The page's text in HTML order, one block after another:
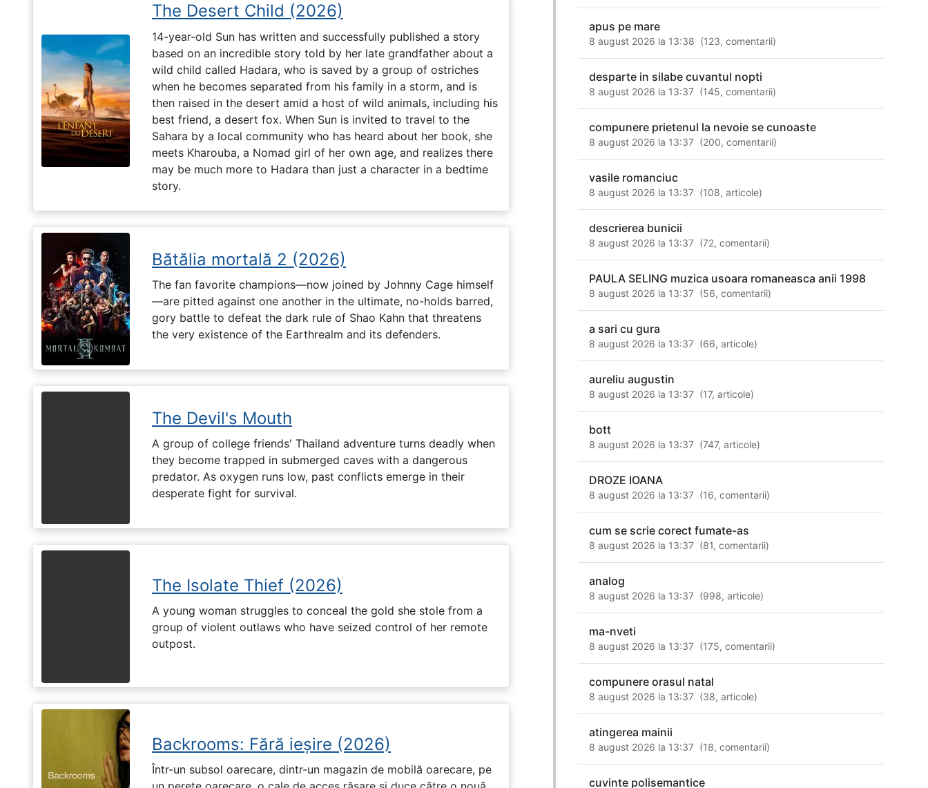
The Desert Child (2026)
14-year-old Sun has written and successfully published a story
based on an incredible story told by her late grandfather about a
wild child called Hadara, who is saved by a group of ostriches
when he becomes separated from his family in a storm, and is
then raised in the desert amid a host of wild animals, including his
best friend, a desert fox. When Sun is invited to travel to the
Sahara by a local community who has heard about her book, she
meets Kharouba, a Nomad girl of her own age, and realizes there
may be much more to Hadara than just a character in a bedtime
story.
Bătălia mortală 2 (2026)
The fan favorite champions—now joined by Johnny Cage himself
—are pitted against one another in the ultimate, no-holds barred,
gory battle to defeat the dark rule of Shao Kahn that threatens
the very existence of the Earthrealm and its defenders.
The Devil's Mouth
A group of college friends' Thailand adventure turns deadly when
they become trapped in submerged caves with a dangerous
predator. As oxygen runs low, past conflicts emerge in their
desperate fight for survival.
The Isolate Thief (2026)
A young woman struggles to conceal the gold she stole from a
group of violent outlaws who have seized control of her remote
outpost.
Backrooms: Fără ieșire (2026)
Într-un subsol oarecare, dintr-un magazin de mobilă oarecare, pe
apus pe mare
8 august 2026 la 13:38 (123, comentarii)
desparte in silabe cuvantul nopti
8 august 2026 la 13:37 (145, comentarii)
compunere prietenul la nevoie se cunoaste
8 august 2026 la 13:37 (200, comentarii)
vasile romanciuc
8 august 2026 la 13:37 (108, articole)
descrierea bunicii
8 august 2026 la 13:37 (72, comentarii)
PAULA SELING muzica usoara romaneasca anii 1998
8 august 2026 la 13:37 (56, comentarii)
a sari cu gura
8 august 2026 la 13:37 (66, articole)
aureliu augustin
8 august 2026 la 13:37 (17, articole)
bott
8 august 2026 la 13:37 (747, articole)
DROZE IOANA
8 august 2026 la 13:37 (16, comentarii)
cum se scrie corect fumate-as
8 august 2026 la 13:37 (81, comentarii)
analog
8 august 2026 la 13:37 (998, articole)
ma-nveti
8 august 2026 la 13:37 (175, comentarii)
compunere orasul natal
8 august 2026 la 13:37 (38, articole)
atingerea mainii
8 august 2026 la 13:37 (18, comentarii)
cuvinte polisemantice